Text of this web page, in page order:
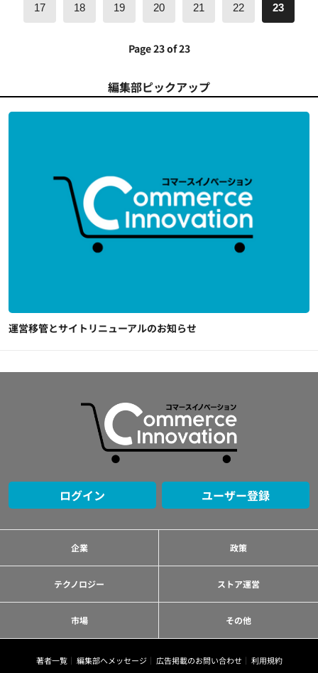
17 18 19 20 21 22 23
Page 23 of 23
編集部ピックアップ
運営移管とサイトリニューアルのお知らせ
ログイン ユーザー登録
企業 政策
テクノロジー ストア運営
市場 その他
著者一覧 編集部へメッセージ 広告掲載のお問い合わせ
利用規約